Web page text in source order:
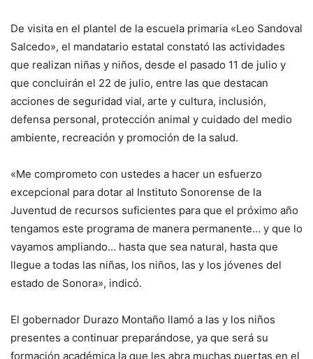
De visita en el plantel de la escuela primaria «Leo Sandoval
Salcedo», el mandatario estatal constató las actividades
que realizan niñas y niños, desde el pasado 11 de julio y
que concluirán el 22 de julio, entre las que destacan
acciones de seguridad vial, arte y cultura, inclusión,
defensa personal, protección animal y cuidado del medio
ambiente, recreación y promoción de la salud.
«Me comprometo con ustedes a hacer un esfuerzo
excepcional para dotar al Instituto Sonorense de la
Juventud de recursos suficientes para que el próximo año
tengamos este programa de manera permanente… y que lo
vayamos ampliando… hasta que sea natural, hasta que
llegue a todas las niñas, los niños, las y los jóvenes del
estado de Sonora», indicó.
El gobernador Durazo Montaño llamó a las y los niños
presentes a continuar preparándose, ya que será su
formación académica la que les abra muchas puertas en el